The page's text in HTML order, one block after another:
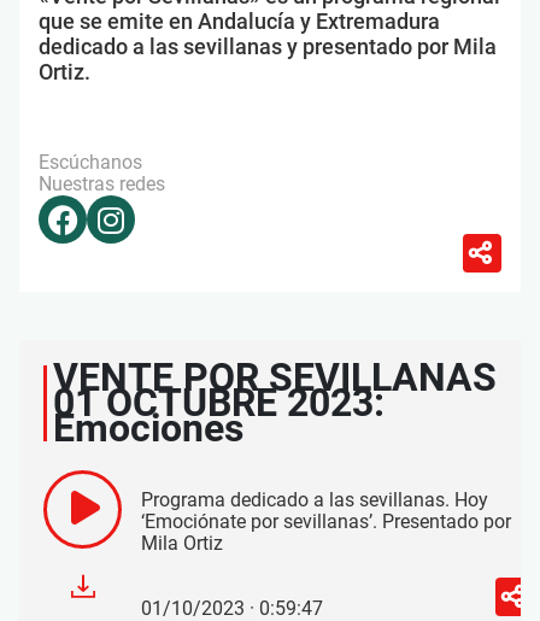
que se emite en Andalucía y Extremadura
dedicado a las sevillanas y presentado por Mila
Ortiz.
Escúchanos
Nuestras redes
VENTE POR SEVILLANAS
01 OCTUBRE 2023:
Emociones
Programa dedicado a las sevillanas. Hoy
‘Emociónate por sevillanas’. Presentado por
Mila Ortiz
01/10/2023 · 0:59:47